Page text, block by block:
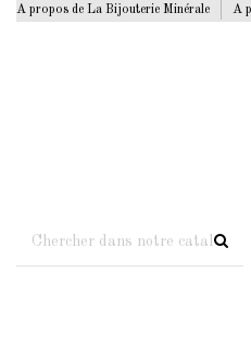
A propos de La Bijouterie Minérale A